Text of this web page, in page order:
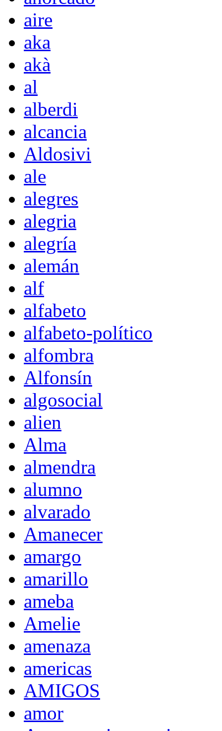
aire
aka
akà
al
alberdi
alcancia
Aldosivi
ale
alegres
alegria
alegría
alemán
alf
alfabeto
alfabeto-político
alfombra
Alfonsín
algosocial
alien
Alma
almendra
alumno
alvarado
Amanecer
amargo
amarillo
ameba
Amelie
amenaza
americas
AMIGOS
amor